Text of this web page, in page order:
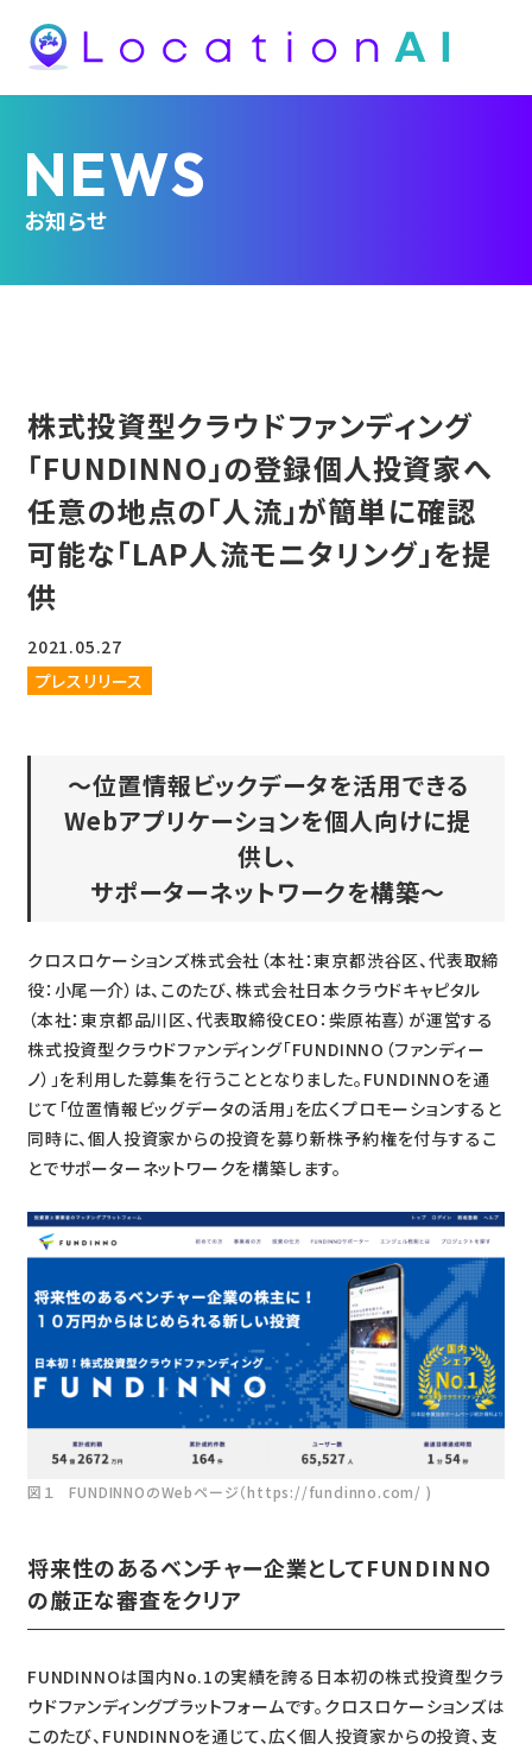
NEWS
お知らせ
株式投資型クラウドファンディング
「FUNDINNO」の登録個人投資家へ
任意の地点の「人流」が簡単に確認
可能な「LAP人流モニタリング」を提
供
2021.05.27
プレスリリース
～位置情報ビックデータを活用できる
Webアプリケーションを個人向けに提
供し、
サポーターネットワークを構築～
クロスロケーションズ株式会社（本社：東京都渋谷区、代表取締
役：小尾一介）は、このたび、株式会社日本クラウドキャピタル
（本社：東京都品川区、代表取締役CEO：柴原祐喜）が運営する
株式投資型クラウドファンディング「FUNDINNO（ファンディー
ノ）」を利用した募集を行うこととなりました。FUNDINNOを通
じて「位置情報ビッグデータの活用」を広くプロモーションすると
同時に、個人投資家からの投資を募り新株予約権を付与するこ
とでサポーターネットワークを構築します。
図１ FUNDINNOのWebページ（https://fundinno.com/ )
将来性のあるベンチャー企業としてFUNDINNO
の厳正な審査をクリア
FUNDINNOは国内No.1の実績を誇る日本初の株式投資型クラ
ウドファンディングプラットフォームです。クロスロケーションズは
このたび、FUNDINNOを通じて、広く個人投資家からの投資、支